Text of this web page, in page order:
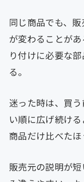
同じ商品でも、
が変わることが
り付けに必要な
る。
迷った時は、買
い順に広げ続け
商品だけ比べたほ
販売元の説明が